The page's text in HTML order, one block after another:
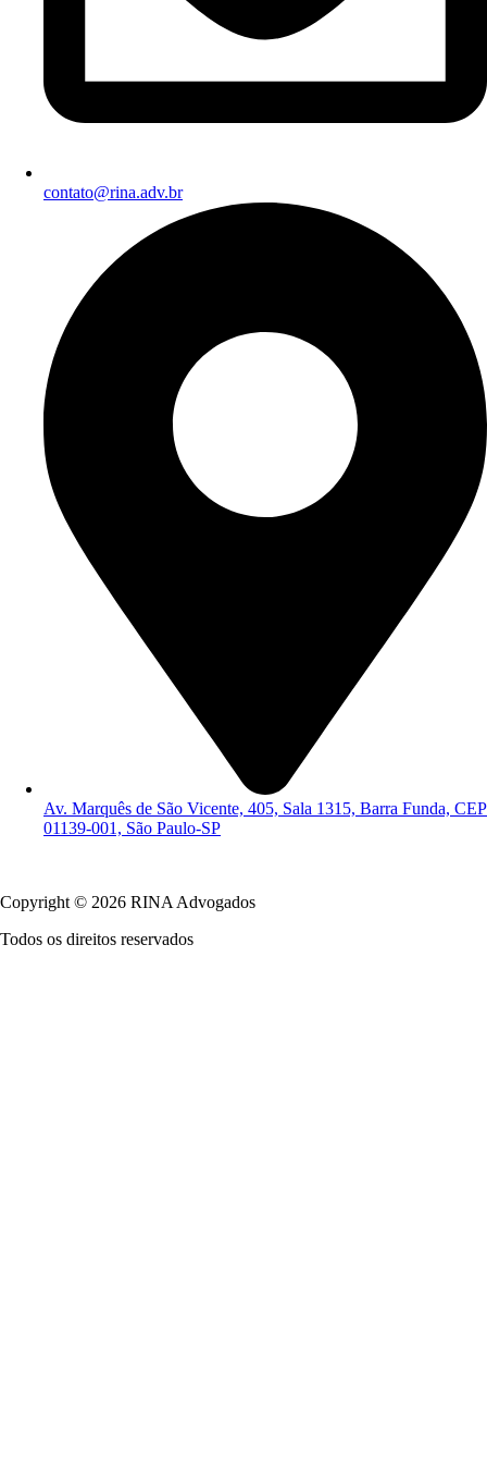
contato@rina.adv.br
Av. Marquês de São Vicente, 405, Sala 1315, Barra Funda, CEP
01139-001, São Paulo-SP
Copyright © 2026 RINA Advogados
Todos os direitos reservados